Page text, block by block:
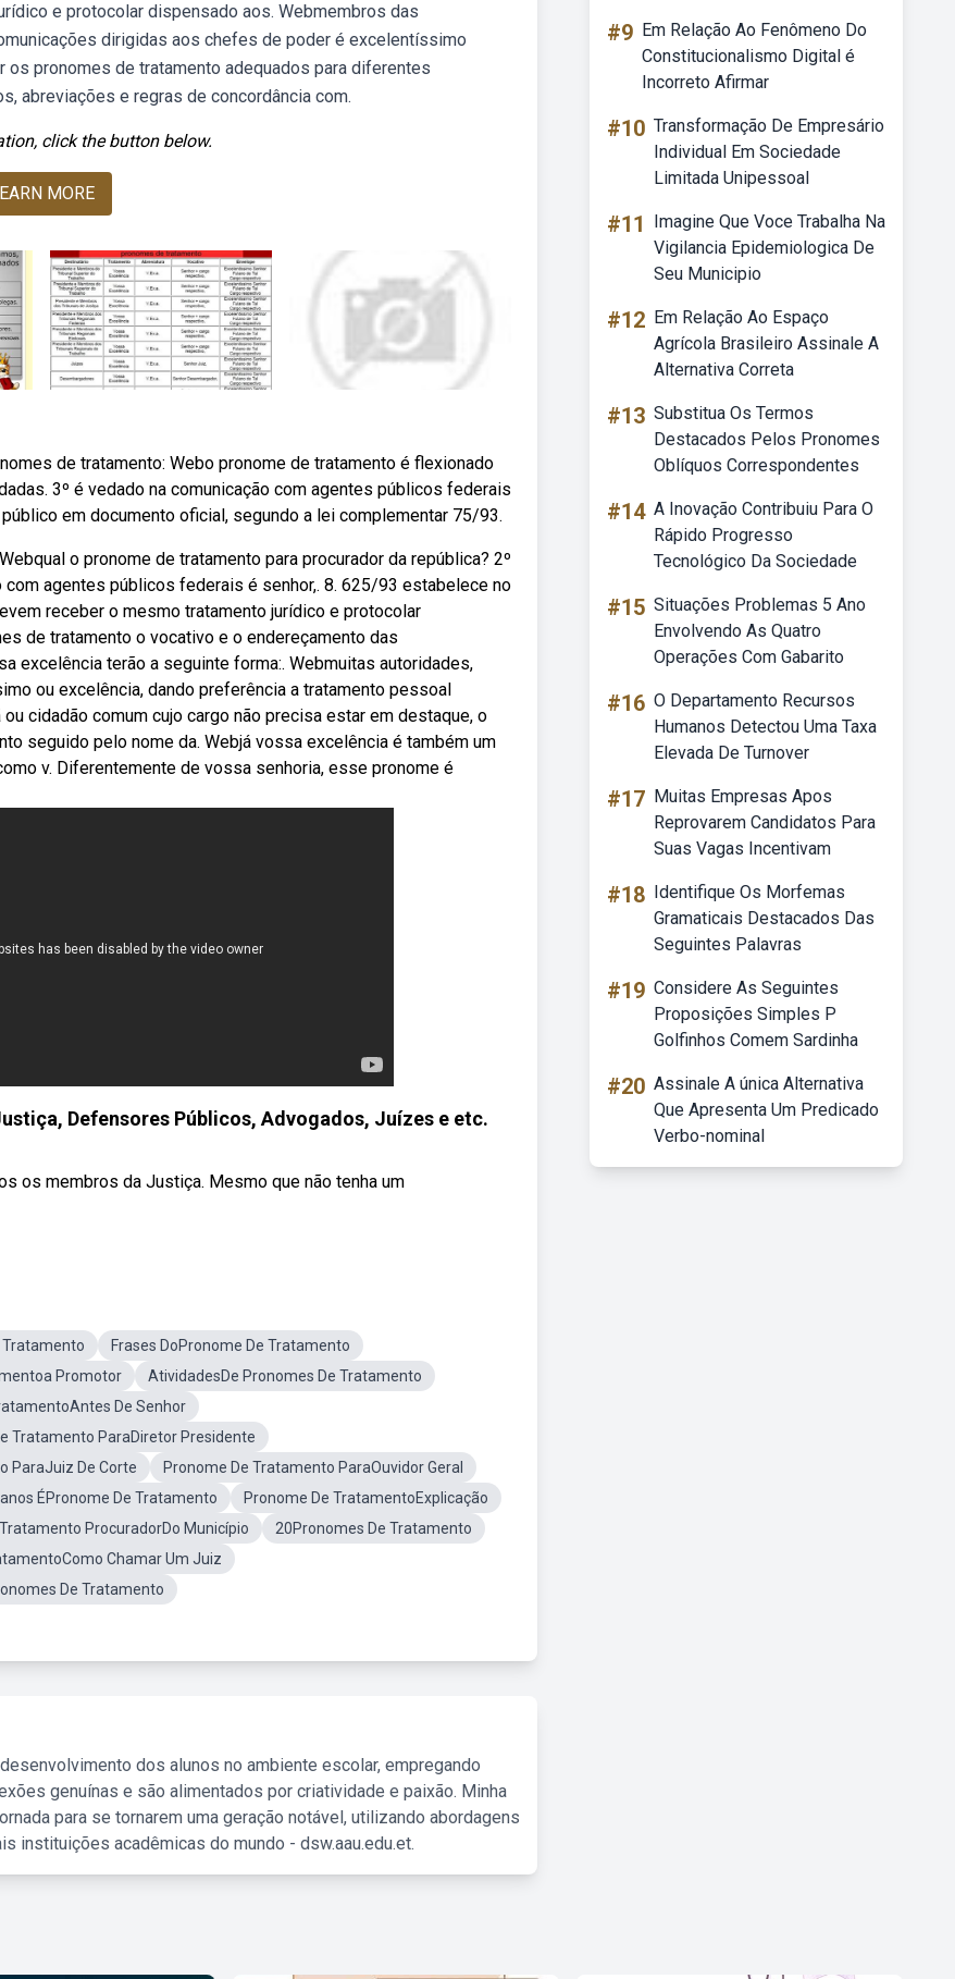
e protocolar dispensado aos. Webmembros das
dirigidas aos chefes de poder é excelentíssimo
os pronomes de tratamento adequados para diferentes
abreviações e regras de concordância com.
click the button below.
MORE
de tratamento: Webo pronome de tratamento é flexionado
3º é vedado na comunicação com agentes públicos federais
em documento oficial, segundo a lei complementar 75/93.
o pronome de tratamento para procurador da república? 2º
agentes públicos federais é senhor,. 8. 625/93 estabelece no
receber o mesmo tratamento jurídico e protocolar
de tratamento o vocativo e o endereçamento das
excelência terão a seguinte forma:. Webmuitas autoridades,
ou excelência, dando preferência a tratamento pessoal
cidadão comum cujo cargo não precisa estar em destaque, o
seguido pelo nome da. Webjá vossa excelência é também um
v. Diferentemente de vossa senhoria, esse pronome é
Defensores Públicos, Advogados, Juízes e etc.
os membros da Justiça. Mesmo que não tenha um
Frases DoPronome De Tratamento
Promotor
AtividadesDe Pronomes De Tratamento
De Senhor
Tratamento ParaDiretor Presidente
ParaJuiz De Corte
Pronome De Tratamento ParaOuvidor Geral
ÉPronome De Tratamento
Pronome De TratamentoExplicação
ProcuradorDo Município
20Pronomes De Tratamento
Chamar Um Juiz
De Tratamento
dos alunos no ambiente escolar, empregando
genuínas e são alimentados por criatividade e paixão. Minha
para se tornarem uma geração notável, utilizando abordagens
instituições acadêmicas do mundo - dsw.aau.edu.et.
#9 Em Relação Ao Fenômeno Do
Constitucionalismo Digital é
Incorreto Afirmar
#10 Transformação De Empresário
Individual Em Sociedade
Limitada Unipessoal
#11
Imagine Que Voce Trabalha Na
Vigilancia Epidemiologica De
Seu Municipio
#12 Em Relação Ao Espaço
Agrícola Brasileiro Assinale A
Alternativa Correta
#13 Substitua Os Termos
Destacados Pelos Pronomes
Oblíquos Correspondentes
#14 A Inovação Contribuiu Para O
Rápido Progresso
Tecnológico Da Sociedade
#15 Situações Problemas 5 Ano
Envolvendo As Quatro
Operações Com Gabarito
#16 O Departamento Recursos
Humanos Detectou Uma Taxa
Elevada De Turnover
#17 Muitas Empresas Apos
Reprovarem Candidatos Para
Suas Vagas Incentivam
#18 Identifique Os Morfemas
Gramaticais Destacados Das
Seguintes Palavras
#19 Considere As Seguintes
Proposições Simples P
Golfinhos Comem Sardinha
#20 Assinale A única Alternativa
Que Apresenta Um Predicado
Verbo-nominal